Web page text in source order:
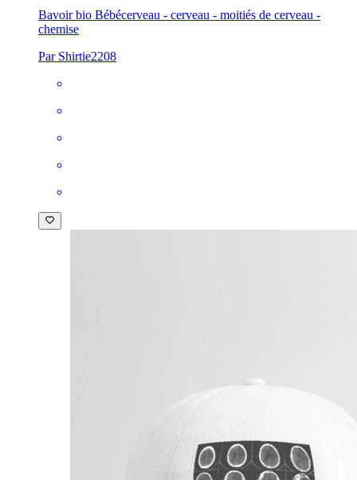
Bavoir bio Bébécerveau - cerveau - moitiés de cerveau -
chemise
Par Shirtie2208